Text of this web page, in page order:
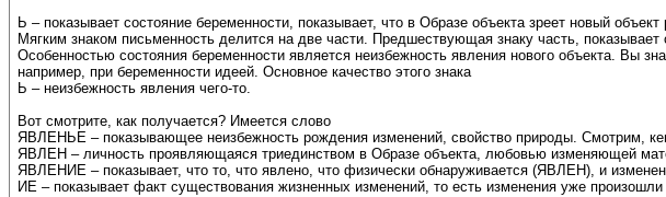
Ь – показывает состояние беременности, показывает, что в Образе объекта зреет новый
Мягким знаком письменность делится на две части. Предшествующая знаку часть,
Особенностью состояния беременности является неизбежность явления нового объекта. Вы
например, при беременности идеей. Основное качество этого знака
Ь – неизбежность явления чего-то.
Вот смотрите, как получается? Имеется слово
ЯВЛЕНЬЕ – показывающее неизбежность рождения изменений, свойство природы. Смотрим,
ЯВЛЕН – личность проявляющаяся триединством в Образе объекта, любовью изменяющей
ЯВЛЕНИЕ – показывает, что то, что явлено, что физически обнаруживается (ЯВЛЕН), и
ИЕ – показывает факт существования жизненных изменений, то есть изменения уже